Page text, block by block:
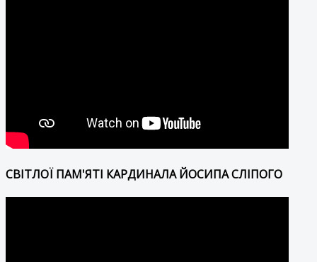
СВІТЛОЇ ПАМ'ЯТІ КАРДИНАЛА ЙОСИПА СЛІПОГО